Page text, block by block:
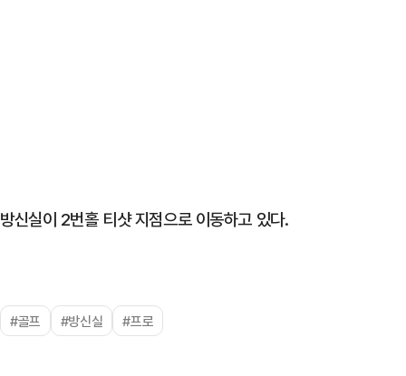
방신실이 2번홀 티샷 지점으로 이동하고 있다.
#골프 #방신실 #프로